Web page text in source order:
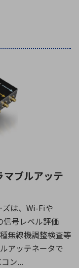
ブルアッテ
は、Wi-Fiや
号レベル評価
無線機調整検査等
アッテネータで
ン...